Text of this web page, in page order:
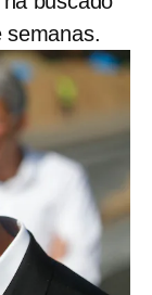
semanas.